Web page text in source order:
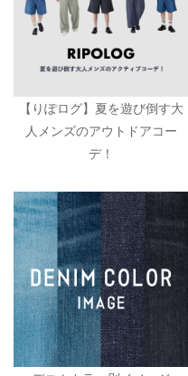
【りぽログ】夏を遊び倒す大
人メンズのアウトドアコー
デ！